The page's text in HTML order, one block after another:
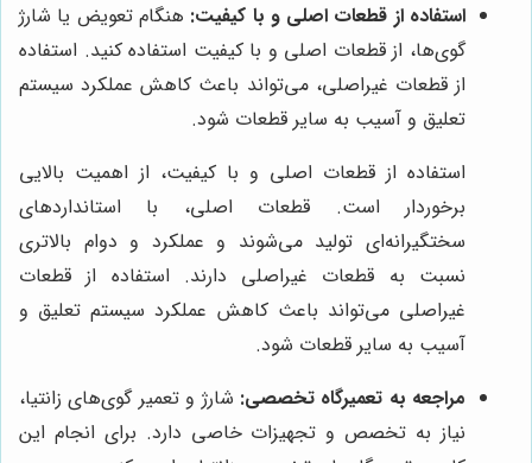
استفاده از قطعات اصلی و با کیفیت: هنگام تعویض یا شارژ
گوی‌ها، از قطعات اصلی و با کیفیت استفاده کنید. استفاده
از قطعات غیراصلی، می‌تواند باعث کاهش عملکرد سیستم
تعلیق و آسیب به سایر قطعات شود.
استفاده از قطعات اصلی و با کیفیت، از اهمیت بالایی
برخوردار است. قطعات اصلی، با استانداردهای
سختگیرانه‌ای تولید می‌شوند و عملکرد و دوام بالاتری
نسبت به قطعات غیراصلی دارند. استفاده از قطعات
غیراصلی می‌تواند باعث کاهش عملکرد سیستم تعلیق و
آسیب به سایر قطعات شود.
مراجعه به تعمیرگاه تخصصی: شارژ و تعمیر گوی‌های زانتیا،
نیاز به تخصص و تجهیزات خاصی دارد. برای انجام این